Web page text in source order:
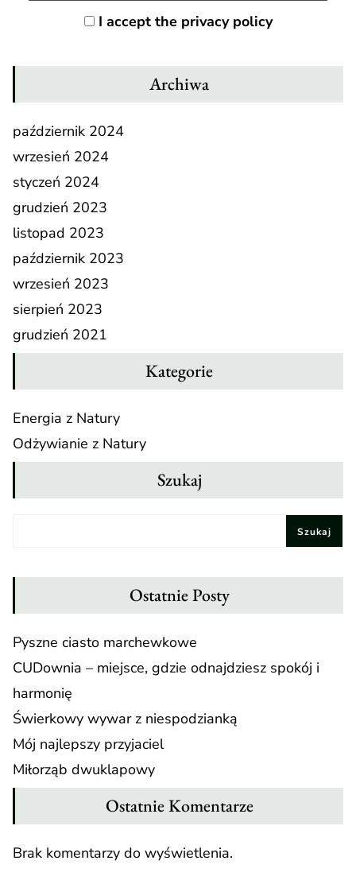
I accept the privacy policy
Archiwa
październik 2024
wrzesień 2024
styczeń 2024
grudzień 2023
listopad 2023
październik 2023
wrzesień 2023
sierpień 2023
grudzień 2021
Kategorie
Energia z Natury
Odżywianie z Natury
Szukaj
Szukaj
Ostatnie Posty
Pyszne ciasto marchewkowe
CUDownia – miejsce, gdzie odnajdziesz spokój i
harmonię
Świerkowy wywar z niespodzianką
Mój najlepszy przyjaciel
Miłorząb dwuklapowy
Ostatnie Komentarze
Brak komentarzy do wyświetlenia.